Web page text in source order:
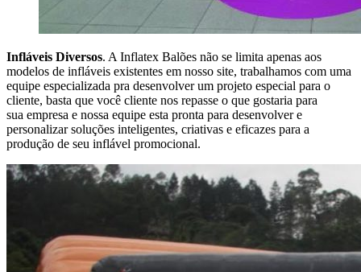
Infláveis Diversos. A Inflatex Balões não se limita apenas aos
modelos de infláveis existentes em nosso site, trabalhamos com uma
equipe especializada pra desenvolver um projeto especial para o
cliente, basta que você cliente nos repasse o que gostaria para
sua empresa e nossa equipe esta pronta para desenvolver e
personalizar soluções inteligentes, criativas e eficazes para a
produção de seu inflável promocional.